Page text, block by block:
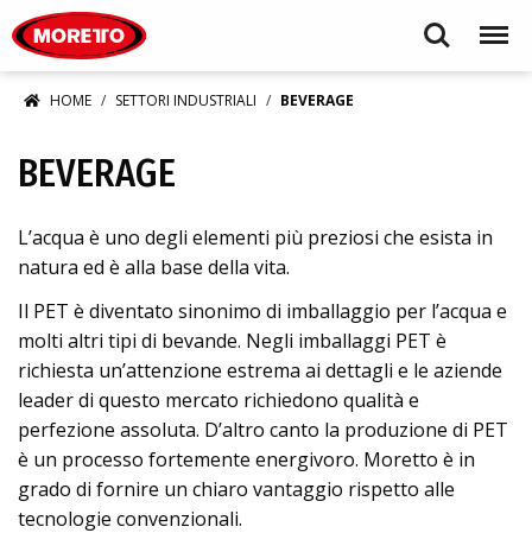
Search Menu
HOME SETTORI INDUSTRIALI BEVERAGE
BEVERAGE
L’acqua è uno degli elementi più preziosi che esista in
natura ed è alla base della vita.
Il PET è diventato sinonimo di imballaggio per l’acqua e
molti altri tipi di bevande. Negli imballaggi PET è
richiesta un’attenzione estrema ai dettagli e le aziende
leader di questo mercato richiedono qualità e
perfezione assoluta. D’altro canto la produzione di PET
è un processo fortemente energivoro. Moretto è in
grado di fornire un chiaro vantaggio rispetto alle
tecnologie convenzionali.